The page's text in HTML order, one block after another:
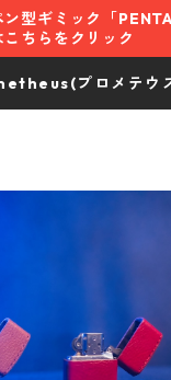
型ギミック「
ちらをクリック
プロメテ